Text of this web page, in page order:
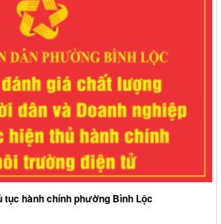
hành chính phường Bình Lộc